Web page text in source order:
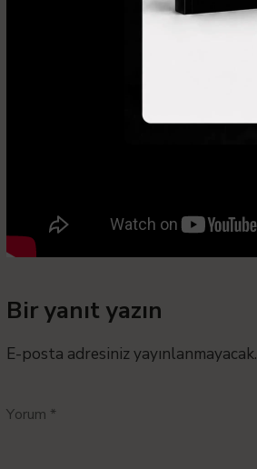
Bir yanıt yazın
E-posta adresiniz yayınlanmayacak.
Yorum *